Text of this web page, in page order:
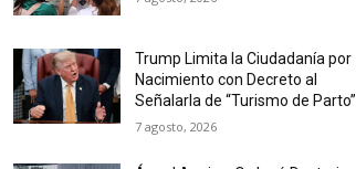
Trump Limita la Ciudadanía por
Nacimiento con Decreto al
Señalarla de “Turismo de Parto”
7 agosto, 2026